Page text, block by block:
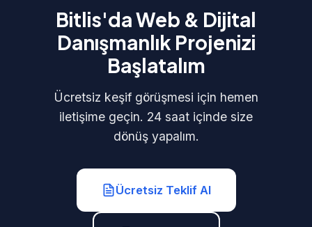
Bitlis'da Web & Dijital
Danışmanlık Projenizi
Başlatalım
Ücretsiz keşif görüşmesi için hemen
iletişime geçin. 24 saat içinde size
dönüş yapalım.
Ücretsiz Teklif Al